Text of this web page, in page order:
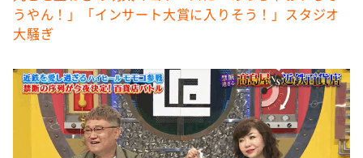
アナ回覧板
うやん！」「インサート大賞に入りそう！」スタジオ
大騒ぎ